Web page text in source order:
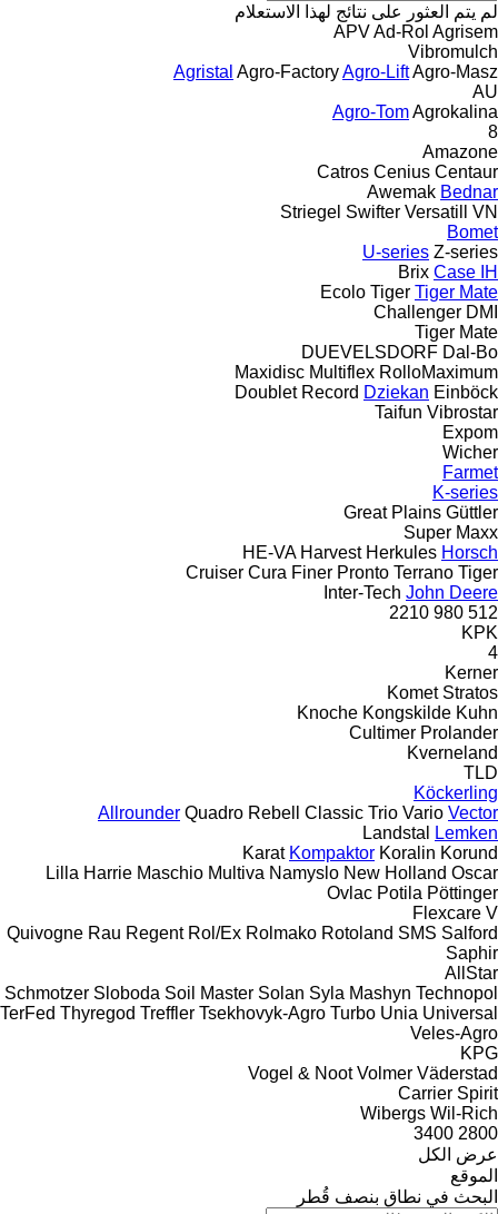
لم يتم العثور على نتائج لهذا الاستعلام
APVAd-Rol Agrisem
Vibromulch
Agristal Agro-FactoryAgro-LiftAgro-Masz
AU
Agro-TomAgrokalina
8
Amazone
Catros Cenius Centaur
Awemak Bednar
Striegel Swifter Versatill VN
Bomet
U-series Z-series
Brix Case IH
Ecolo Tiger Tiger Mate
Challenger DMI
Tiger Mate
DUEVELSDORF Dal-Bo
Maxidisc Multiflex RolloMaximum
Doublet Record Dziekan Einböck
Taifun Vibrostar
Expom
Wicher
Farmet
K-series
Great Plains Güttler
Super Maxx
HE-VA Harvest Herkules Horsch
Cruiser Cura Finer Pronto Terrano Tiger
Inter-Tech John Deere
512
980
2210
KPK
4
Kerner
Komet Stratos
Knoche Kongskilde Kuhn
Cultimer Prolander
Kverneland
TLD
Köckerling
Allrounder Quadro Rebell Classic Trio Vario Vector
Landstal
Lemken
Karat Kompaktor Koralin Korund
Lilla Harrie Maschio Multiva Namyslo New Holland Oscar
Ovlac Potila Pöttinger
Flexcare V
Quivogne Rau Regent Rol/Ex Rolmako Rotoland SMS Salford
Saphir
AllStar
Schmotzer Sloboda Soil Master Solan Syla Mashyn Technopol
TerFed Thyregod Treffler Tsekhovyk-Agro Turbo Unia Universal
Veles-Agro
KPG
Vogel & Noot Volmer Väderstad
Carrier Spirit
Wibergs Wil-Rich
2800
3400
عرض الكل
الموقع
البحث في نطاق بنصف قُطر